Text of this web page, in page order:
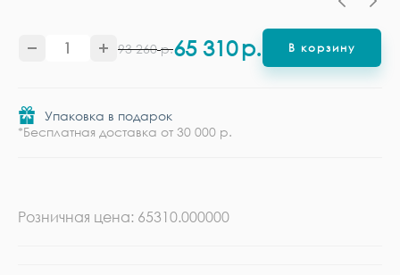
93 260 р.65 310р. В корзину
Упаковка в подарок
*Бесплатная доставка от 30 000 р.
Розничная цена: 65310.000000